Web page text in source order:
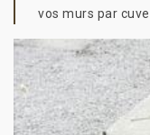
vos murs par